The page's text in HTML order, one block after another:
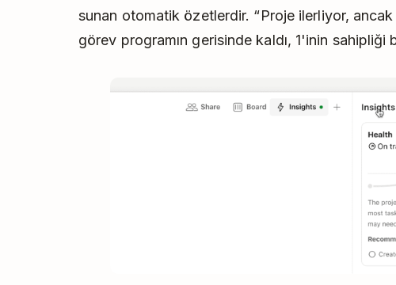
sunan otomatik özetlerdir. “Proje ilerliyor,
görev programın gerisinde kaldı, 1'inin sahipliği